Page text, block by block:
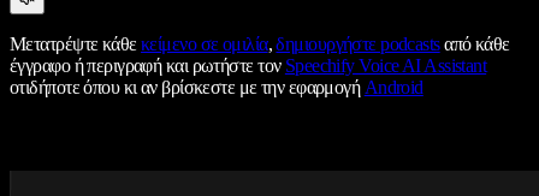
Μετατρέψτε κάθεκείμενο σε ομιλία,δημιουργήστε podcastsαπό κάθε
έγγραφο ή περιγραφή και ρωτήστε τον Speechify Voice AI Assistant
οτιδήποτε όπου κι αν βρίσκεστε με την εφαρμογήAndroid